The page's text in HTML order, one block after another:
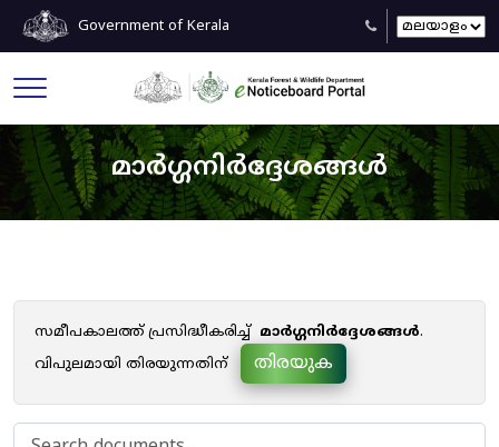
Government of Kerala
മാർഗ്ഗനിർദ്ദേശങ്ങൾ
സമീപകാലത്ത് പ്രസിദ്ധീകരിച്ച് മാർഗ്ഗനിർദ്ദേശങ്ങൾ.
വിപുലമായി തിരയുന്നതിന്
തിരയുക